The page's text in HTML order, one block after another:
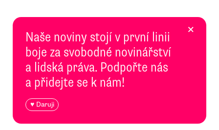
Naše noviny stojí v první linii
boje za svobodné novinářství
a lidská práva. Podpořte nás
a přidejte se k nám!
♥ Daruji
×